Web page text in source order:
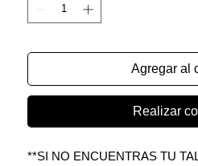
Agregar al
Realizar
**SI NO ENCUENTRAS TU